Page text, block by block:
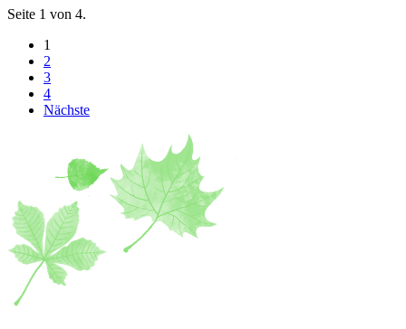
Seite 1 von 4.
1
2
3
4
Nächste